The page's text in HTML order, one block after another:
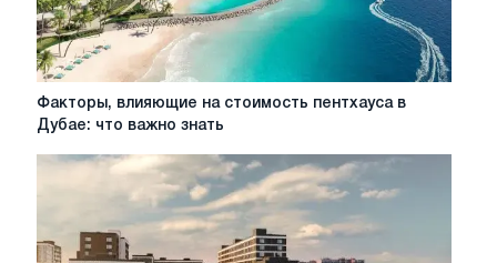
Факторы,
влияющие
стоимость
Дубае:
что
Факторы, влияющие на стоимость пентхауса в
Дубае: что важно знать